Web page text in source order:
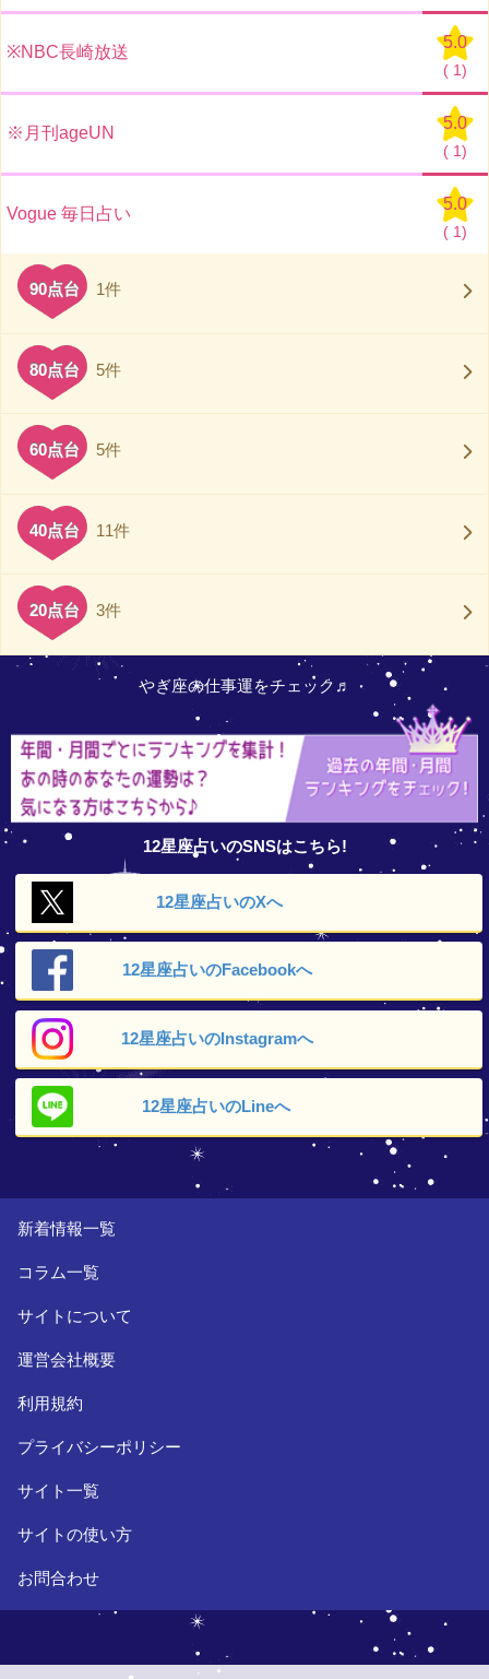
※NBC長崎放送
5.0
( 1)
※月刊ageUN
5.0
( 1)
Vogue 毎日占い
5.0
( 1)
90点台 1件
80点台 5件
60点台 5件
40点台 11件
20点台 3件
やぎ座の仕事運をチェック♬
12星座占いのSNSはこちら!
12星座占いのXへ
12星座占いのFacebookへ
12星座占いのInstagramへ
12星座占いのLineへ
新着情報一覧
コラム一覧
サイトについて
運営会社概要
利用規約
プライバシーポリシー
サイト一覧
サイトの使い方
お問合わせ